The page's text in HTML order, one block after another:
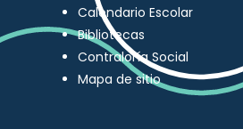
Calendario Escolar
Bibliotecas
Contraloría Social
Mapa de sitio